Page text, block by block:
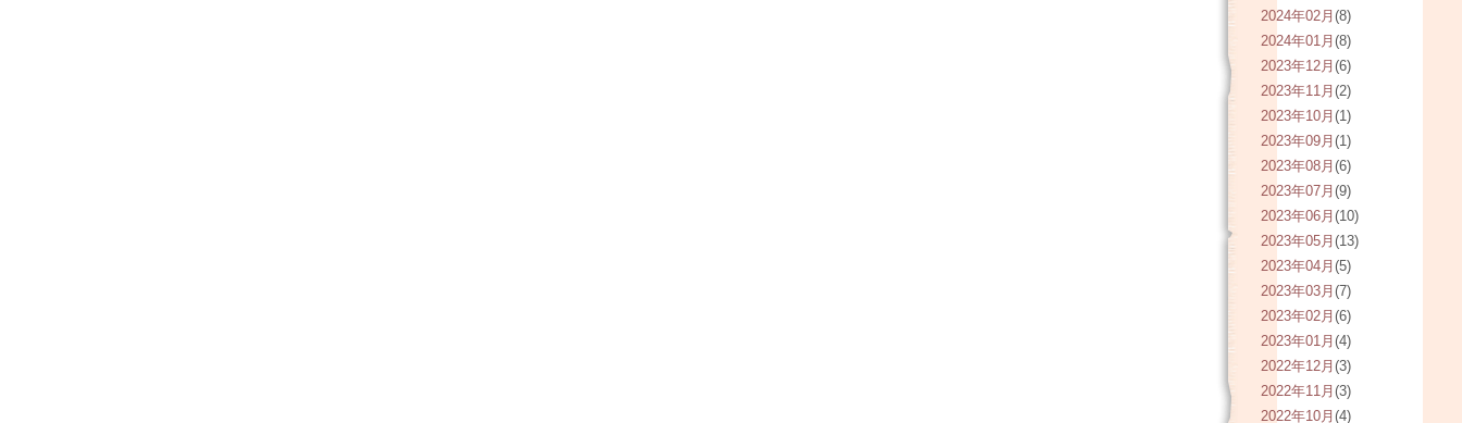
2024年02月 (8)
2024年01月 (8)
2023年12月 (6)
2023年11月 (2)
2023年10月 (1)
2023年09月 (1)
2023年08月 (6)
2023年07月 (9)
2023年06月 (10)
2023年05月 (13)
2023年04月 (5)
2023年03月 (7)
2023年02月 (6)
2023年01月 (4)
2022年12月 (3)
2022年11月 (3)
2022年10月 (4)